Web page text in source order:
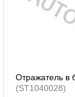
Отражатель в
(ST1040028)